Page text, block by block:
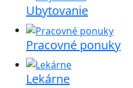
Ubytovanie
Pracovné ponuky
Lekárne